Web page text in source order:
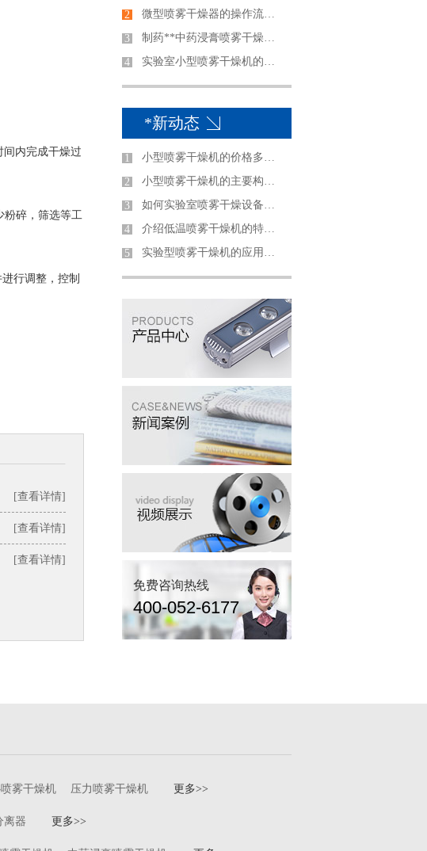
间内完成干燥过
粉碎，筛选等工
行调整，控制
[查看详情]
[查看详情]
[查看详情]
2 微型喷雾干燥器的操作流程是怎样的
3 制药**中药浸膏喷雾干燥机清洗方法
4 实验室小型喷雾干燥机的使用前准备
*新动态
1 小型喷雾干燥机的价格多少钱一台哪家好？
2 小型喷雾干燥机的主要构造是哪些？
3 如何实验室喷雾干燥设备做出合适的选择
4 介绍低温喷雾干燥机的特点及使用注意事项
5 实验型喷雾干燥机的应用范围及特征
免费咨询热线
400-052-6177
雾干燥机 压力喷雾干燥机 更多>>
离器 更多>>